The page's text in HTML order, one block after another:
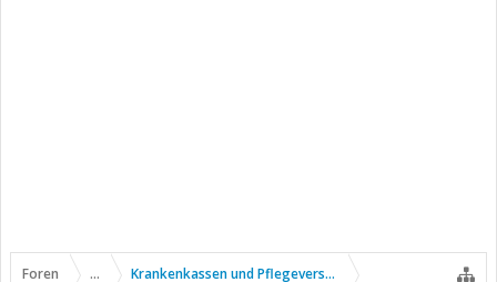
Foren ... Krankenkassen und Pflegeversicherung